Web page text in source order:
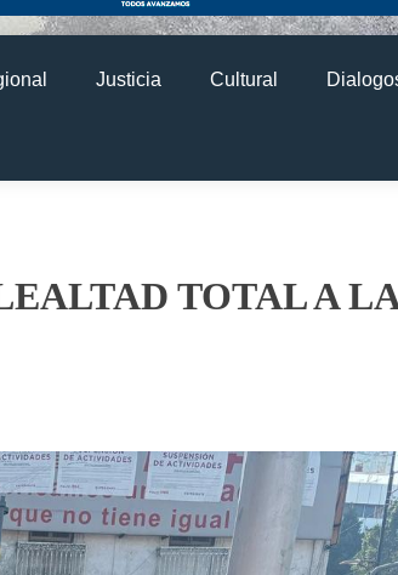
Justicia Cultural
TOTAL A LA